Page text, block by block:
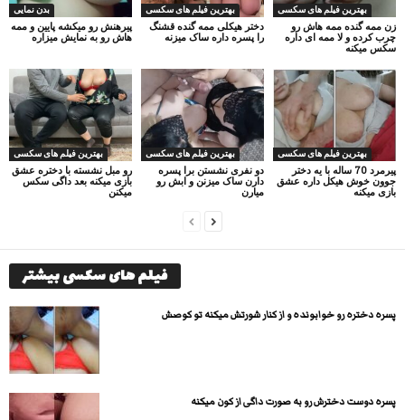
بدن نمایی
پیرهنش رو میکشه پایین و ممه
هاش رو به نمایش میزاره
بهترین فیلم های سکسی
دختر هیکلی ممه گنده قشنگ
را پسره داره ساک میزنه
بهترین فیلم های سکسی
زن ممه گنده ممه هاش رو
چرب کرده و لا ممه ای داره
سکس میکنه
بهترین فیلم های سکسی
رو مبل نشسته با دختره عشق
بازی میکنه بعد داگی سکس
میکنن
بهترین فیلم های سکسی
دو نفری نشستن برا پسره
دارن ساک میزنن و ابش رو
میارن
بهترین فیلم های سکسی
پیرمرد 70 ساله با یه دختر
جوون خوش هیکل داره عشق
بازی میکنه
فیلم های سکسی بیشتر
پسره دختره رو خوابونده و از کنار شورتش میکنه تو کوصش
پسره دوست دخترش رو به صورت داگی از کون میکنه